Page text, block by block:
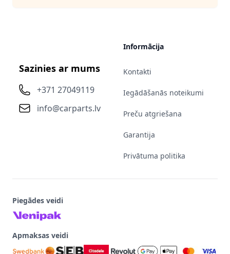
Sazinies ar mums
+371 27049119
info@carparts.lv
Informācija
Kontakti
Iegādāšanās noteikumi
Preču atgriešana
Garantija
Privātuma politika
Piegādes veidi
Apmaksas veidi